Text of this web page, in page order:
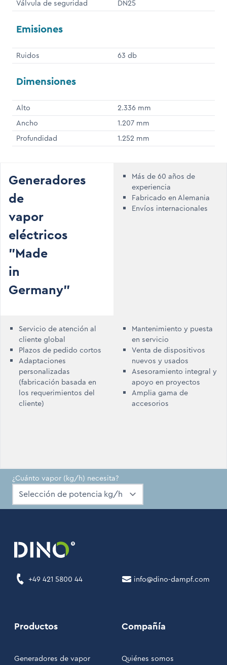
Válvula de seguridad DN25
Emisiones
Ruidos 63 db
Dimensiones
Alto
2.336 mm
Ancho
1.207 mm
Profundidad
1.252 mm
Generadores
de
vapor
eléctricos
"Made
in
Germany"
Más de 60 años de
experiencia
Fabricado en Alemania
Envíos internacionales
Servicio de atención al
cliente global
Plazos de pedido cortos
Adaptaciones
personalizadas
(fabricación basada en
los requerimientos del
cliente)
Mantenimiento y puesta
en servicio
Venta de dispositivos
nuevos y usados
Asesoramiento integral y
apoyo en proyectos
Amplia gama de
accesorios
¿Cuánto vapor (kg/h) necesita?
+49 421 5800 44 info@dino-dampf.com
Productos
Generadores de vapor
Compañía
Quiénes somos